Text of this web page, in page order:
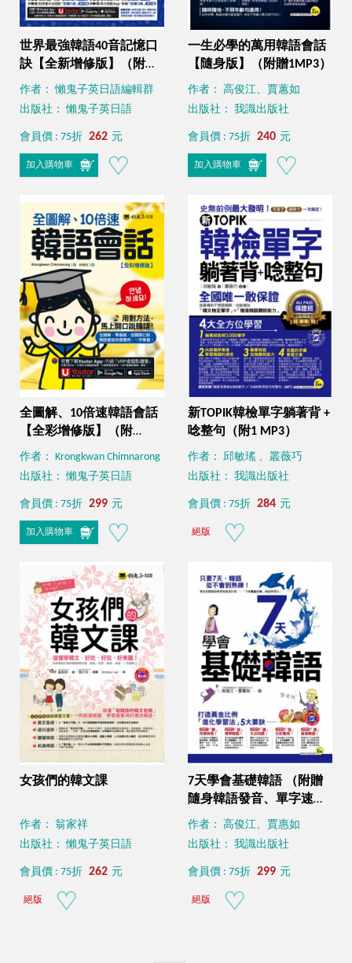
世界最強韓語40音記憶口
訣【全新增修版】（附隨
身字卡 + 40音精美海報 +
發音嘴型與筆順影片＋
虛擬點讀筆）
作者： 懶鬼子英日語編輯群
出版社： 懶鬼子英日語
會員價 : 75折 262 元
加入購物車
一生必學的萬用韓語會話
【隨身版】（附贈1MP3）
作者： 高俊江、賈蕙如
出版社： 我識出版社
會員價 : 75折 240 元
加入購物車
全圖解、10倍速韓語會話
【全彩增修版】（附
「Youtor App」內含VRP
虛擬點讀筆）
作者： Krongkwan Chimnarong
出版社： 懶鬼子英日語
會員價 : 75折 299 元
加入購物車
新TOPIK韓檢單字躺著背 +
唸整句（附1 MP3）
作者： 邱敏瑤 、叢薇巧
出版社： 我識出版社
會員價 : 75折 284 元
絕版
女孩們的韓文課
作者： 翁家祥
出版社： 懶鬼子英日語
會員價 : 75折 262 元
絕版
7天學會基礎韓語 （附贈
隨身韓語發音、單字速記
字卡）
作者： 高俊江、賈惠如
出版社： 我識出版社
會員價 : 75折 299 元
絕版